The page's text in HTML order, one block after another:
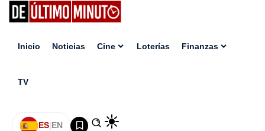
Inicio Noticias Cine Loterías Finanzas
TV
ES|EN